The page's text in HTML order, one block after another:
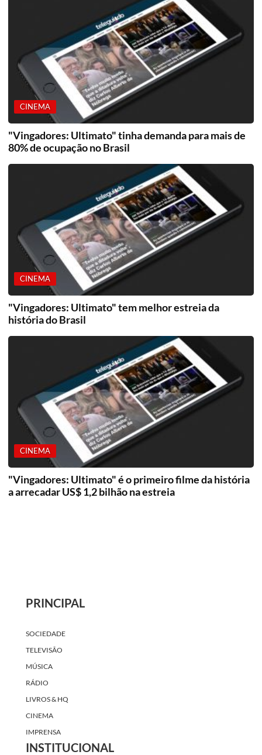
CINEMA
"Vingadores: Ultimato" tinha demanda para mais de
80% de ocupação no Brasil
CINEMA
"Vingadores: Ultimato" tem melhor estreia da
história do Brasil
CINEMA
"Vingadores: Ultimato" é o primeiro filme da história
a arrecadar US$ 1,2 bilhão na estreia
PRINCIPAL
SOCIEDADE
TELEVISÃO
MÚSICA
RÁDIO
LIVROS & HQ
CINEMA
IMPRENSA
INSTITUCIONAL